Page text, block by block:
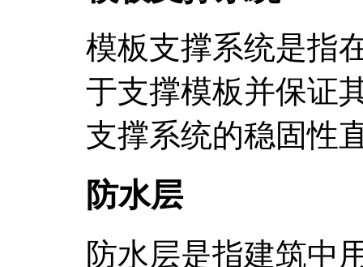
模板支撑系统是指
于支撑模板并保证
支撑系统的稳固性
防水层
防水层是指建筑中